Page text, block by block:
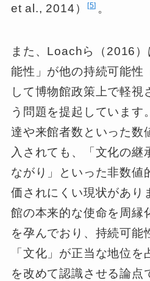
et al., 2014）
5 。
また、Loachら（2016
能性」が他の持続可能性
して博物館政策上で軽視
う問題を提起しています
達や来館者数といった数
入されても、「文化の継
ながり」といった非数値
価されにくい現状があり
館の本来的な使命を周縁
を孕んでおり、持続可能
「文化」が正当な地位
を改めて認識させる論